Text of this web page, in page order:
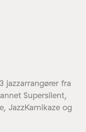
jazzarrangører fra
Supersilent,
JazzKamikaze og